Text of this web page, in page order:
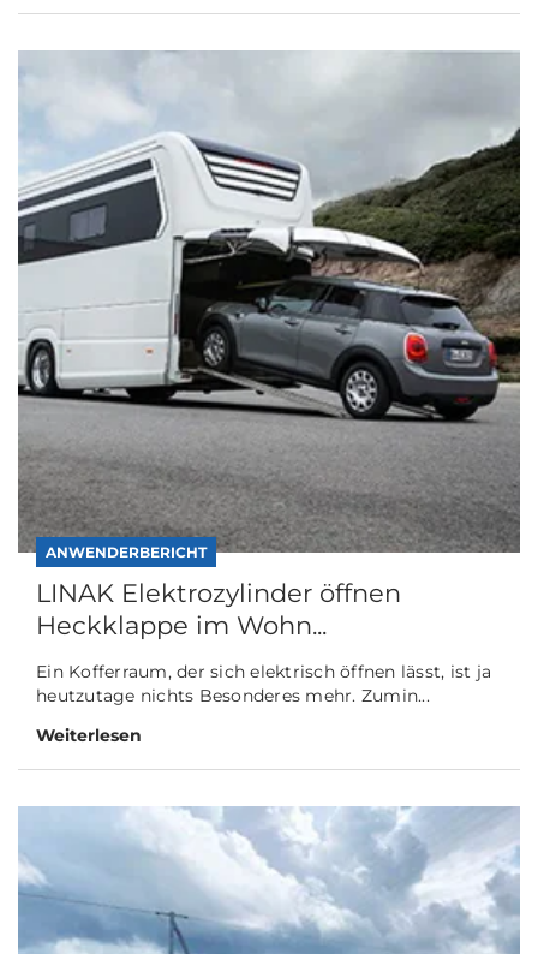
ANWENDERBERICHT
LINAK Elektrozylinder öffnen
Heckklappe im Wohn...
Ein Kofferraum, der sich elektrisch öffnen lässt, ist ja
heutzutage nichts Besonderes mehr. Zumin...
Weiterlesen